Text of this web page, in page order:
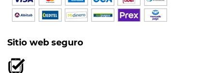
Sitio web seguro